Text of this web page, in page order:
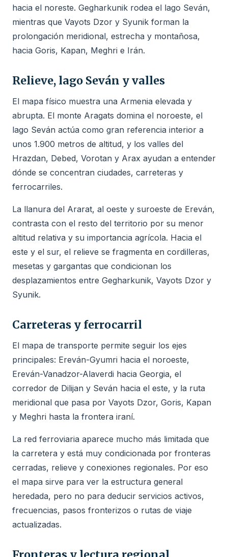
hacia el noreste. Gegharkunik rodea el lago Seván,
mientras que Vayots Dzor y Syunik forman la
prolongación meridional, estrecha y montañosa,
hacia Goris, Kapan, Meghri e Irán.
Relieve, lago Seván y valles
El mapa físico muestra una Armenia elevada y
abrupta. El monte Aragats domina el noroeste, el
lago Seván actúa como gran referencia interior a
unos 1.900 metros de altitud, y los valles del
Hrazdan, Debed, Vorotan y Arax ayudan a entender
dónde se concentran ciudades, carreteras y
ferrocarriles.
La llanura del Ararat, al oeste y suroeste de Ereván,
contrasta con el resto del territorio por su menor
altitud relativa y su importancia agrícola. Hacia el
este y el sur, el relieve se fragmenta en cordilleras,
mesetas y gargantas que condicionan los
desplazamientos entre Gegharkunik, Vayots Dzor y
Syunik.
Carreteras y ferrocarril
El mapa de transporte permite seguir los ejes
principales: Ereván-Gyumri hacia el noroeste,
Ereván-Vanadzor-Alaverdi hacia Georgia, el
corredor de Dilijan y Seván hacia el este, y la ruta
meridional que pasa por Vayots Dzor, Goris, Kapan
y Meghri hasta la frontera iraní.
La red ferroviaria aparece mucho más limitada que
la carretera y está muy condicionada por fronteras
cerradas, relieve y conexiones regionales. Por eso
el mapa sirve para ver la estructura general
heredada, pero no para deducir servicios activos,
frecuencias, pasos fronterizos o rutas de viaje
actualizadas.